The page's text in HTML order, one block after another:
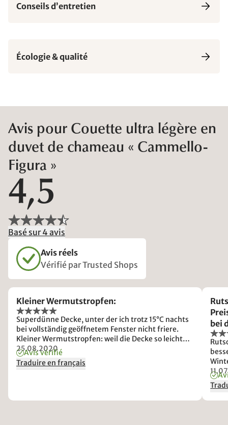
Conseils d’entretien
Écologie & qualité
Avis pour Couette ultra légère en
duvet de chameau « Cammello-
Figura »
4,5
Basé sur 4 avis
Avis réels
Vérifié par Trusted Shops
Kleiner Wermutstropfen:
Superdünne Decke, unter der ich trotz 15°C nachts
bei vollständig geöffnetem Fenster nicht friere.
Kleiner Wermutstropfen: weil die Decke so leicht
ist, verrutscht sie regelmäßig im Bezug, sodaß ich
sie nun mit Sicherheitsnadeln fixieren musste.
25.08.2020
Avis vérifié
Traduire en français
bei